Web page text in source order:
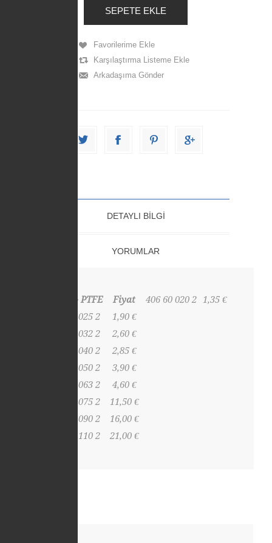
DETAYLI BILGI
YORUMLAR
EPDM - PTFE Fiyat 406 60 020 2 1,35 €
406 60 025 2
1,90 €
406 60 032 2
2,60 €
406 60 040 2
2,85 €
406 60 050 2
3,90 €
406 60 063 2
4,60 €
406 60 075 2
11,50 €
406 60 090 2
16,00 €
406 60 110 2
21,00 €